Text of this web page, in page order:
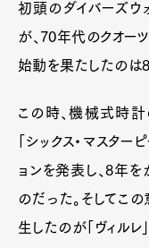
初頭のダイバーズウ
が、70年代のクオー
始動を果たしたのは
この時、機械式時
「シックス・マスタ
ョンを発表し、8年
のだった。そしてこ
生したのが「ヴィルレ